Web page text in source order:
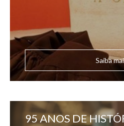
Saiba
95 ANOS DE